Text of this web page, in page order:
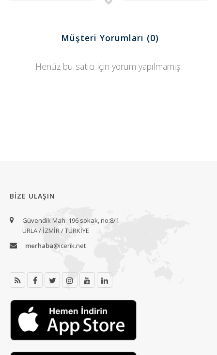
Müşteri Yorumları (0)
Henüz bu satıcı için yorum yapılmamış.
BIZE ULAŞIN
Güvendik Mah. 196 sokak, no:8/1
URLA / İZMİR / TÜRKİYE
merhaba@icerik.net